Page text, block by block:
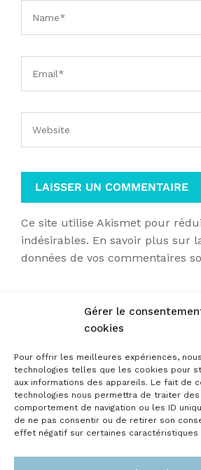
Gérer le
cookies
Pour offrir les meilleures expériences,
technologies telles que les cookies pour
aux informations des appareils. Le fait de
technologies nous permettra de traiter
comportement de navigation ou les ID
de ne pas consentir ou de retirer son
effet négatif sur certaines caractéristiques
Ce site utilise Akismet pour
indésirables. En savoir plus sur
données de vos commentaires